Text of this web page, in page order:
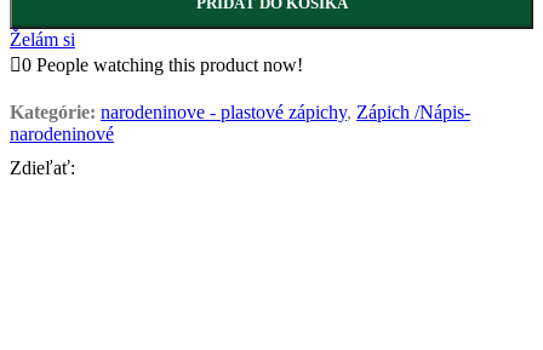
Želám si
0 People watching this product now!
Kategórie: narodeninove - plastové zápichy, Zápich /Nápis-
narodeninové
Zdieľať: